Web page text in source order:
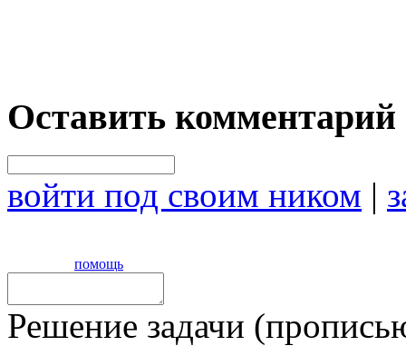
Оставить комментарий
войти под своим ником |
помощь
Решение задачи